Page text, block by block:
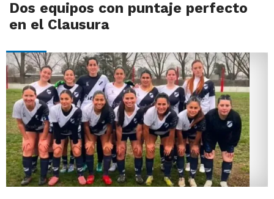
Dos equipos con puntaje perfecto
en el Clausura